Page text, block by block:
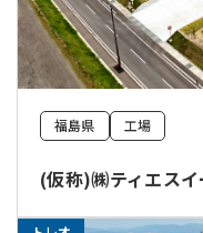
福島県 工場
(仮称)㈱ティエス